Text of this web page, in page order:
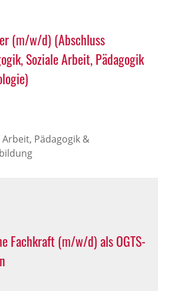
(m/w/d) (Abschluss
Soziale Arbeit, Pädagogik
Arbeit, Pädagogik &
Fachkraft (m/w/d) als OGTS-